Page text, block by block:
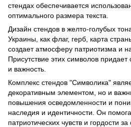
стендах обеспечивается
оптимального размера текста.
Дизайн стендов в желто-голубых
Украины, как флаг, герб, карта
создает атмосферу патриотизма и
Присутствие этих символов
и важность.
Комплекс стендов "Символика"
декоративным элементом, но и
повышения осведомленности и
наследия и идентичности. Он
патриотических чувств и гордости за